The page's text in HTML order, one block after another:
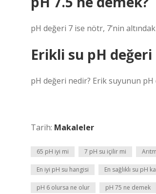
pH değeri 7 ise nötr, 7’nin
Erikli su pH değeri
pH değeri nedir? Erik suyunun pH
Tarih: Makaleler
65 pH iyi mi 7 pH su içilir mi
En iyi pH su hangisi En sağlıklı su pH
pH 6 olursa ne olur pH 75 ne demek